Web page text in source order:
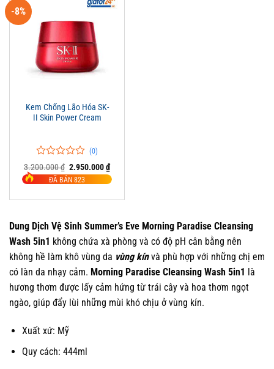
-8%
Kem Chống Lão Hóa SK-
II Skin Power Cream
0
trên
5
0
(0)
3.200.000₫ Giá
gốc
là:
2.950.000₫Giá
hiện
tại
2.950.000 ₫.
ĐÃ BÁN 823
Dung Dịch Vệ Sinh Summer’s Eve Morning Paradise Cleansing
Wash 5in1 không chứa xà phòng và có độ pH cân bằng nên
không hề làm khô vùng da vùng kínvà phù hợp với những chị em
có làn da nhạy cảm. Morning Paradise Cleansing Wash 5in1 là
hương thơm được lấy cảm hứng từ trái cây và hoa thơm ngọt
ngào, giúp đẩy lùi những mùi khó chịu ở vùng kín.
Xuất xứ: Mỹ
Quy cách: 444ml